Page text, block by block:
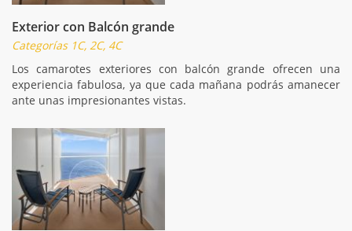
Exterior con Balcón grande
Categorías 1C, 2C, 4C
Los camarotes exteriores con balcón grande ofrecen una
experiencia fabulosa, ya que cada mañana podrás amanecer
ante unas impresionantes vistas.